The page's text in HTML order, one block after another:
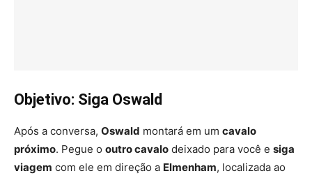
Objetivo: Siga Oswald
Após a conversa, Oswald montará em um cavalo
próximo. Pegue o outro cavalo deixado para você e siga
viagem com ele em direção a Elmenham, localizada ao